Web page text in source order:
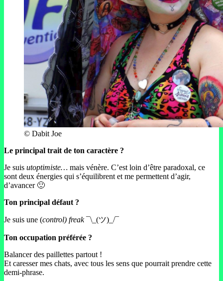
© Dabit Joe
Le principal trait de ton caractère ?
Je suis utoptimiste… mais vénère. C’est loin d’être paradoxal, ce
sont deux énergies qui s’équilibrent et me permettent d’agir,
d’avancer 🙂
Ton principal défaut ?
Je suis une (control) freak¯\_(ツ)_/¯
Ton occupation préférée ?
Balancer des paillettes partout !
Et caresser mes chats, avec tous les sens que pourrait prendre cette
demi-phrase.